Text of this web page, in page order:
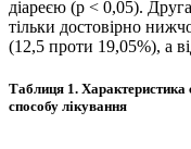
діареєю (р < 0,05).
тільки достовірно
(12,5 проти 19,05%), а
Таблиця 1. Характеристика
способу лікування